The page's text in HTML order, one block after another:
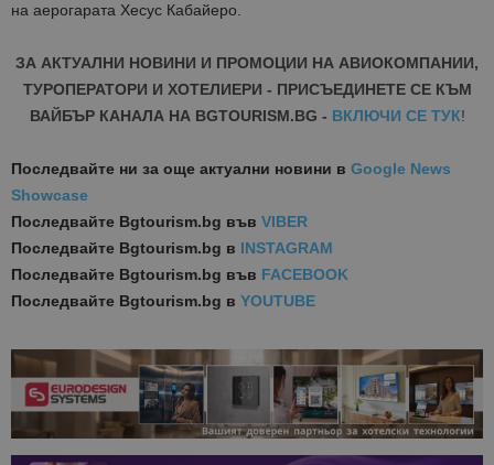
на аерогарата Хесус Кабайеро.
ЗА АКТУАЛНИ НОВИНИ И ПРОМОЦИИ НА АВИОКОМПАНИИ,
ТУРОПЕРАТОРИ И ХОТЕЛИЕРИ - ПРИСЪЕДИНЕТЕ СЕ КЪМ
ВАЙБЪР КАНАЛА НА BGTOURISM.BG - ВКЛЮЧИ СЕ ТУК!
Последвайте ни за още актуални новини в Google News
Showcase
Последвайте Bgtourism.bg във VIBER
Последвайте Bgtourism.bg в INSTAGRAM
Последвайте Bgtourism.bg във FACEBOOK
Последвайте Bgtourism.bg в YOUTUBE